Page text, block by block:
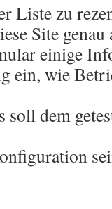
Liste zu
Site
einige
ein, wie
dem